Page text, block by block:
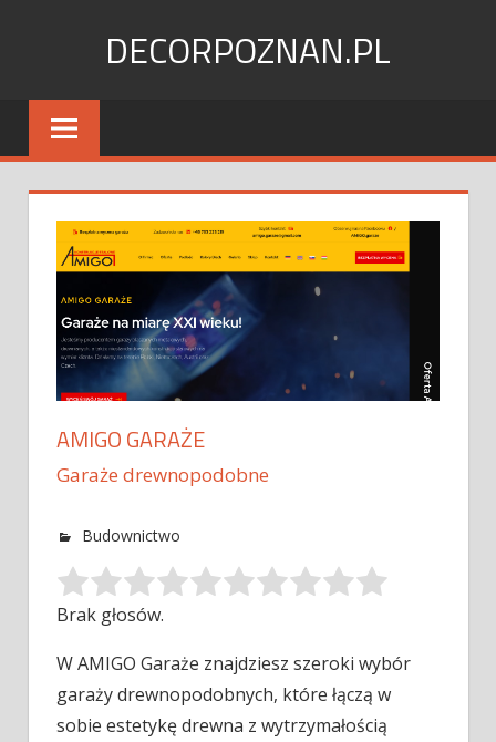
DECORPOZNAN.PL
AMIGO GARAŻE
Garaże drewnopodobne
Budownictwo
Brak głosów.
W AMIGO Garaże znajdziesz szeroki wybór
garaży drewnopodobnych, które łączą w
sobie estetykę drewna z wytrzymałością